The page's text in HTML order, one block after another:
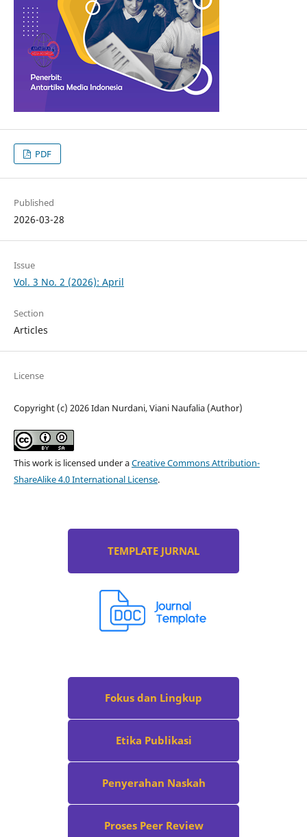
PDF
Published
2026-03-28
Issue
Vol. 3 No. 2 (2026): April
Section
Articles
License
Copyright (c) 2026 Idan Nurdani, Viani Naufalia (Author)
This work is licensed under aCreative Commons Attribution-
ShareAlike 4.0 International License.
TEMPLATE JURNAL
Fokus dan Lingkup
Etika Publikasi
Penyerahan Naskah
Proses Peer Review